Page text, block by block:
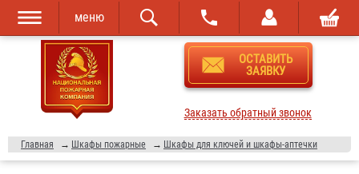
Перейти к
основному
содержанию
Skip to
navigation
меню
ОСТАВИТЬ
ЗАЯВКУ
Заказать обратный звонок
Главная → Шкафы пожарные → Шкафы для ключей и шкафы-аптечки